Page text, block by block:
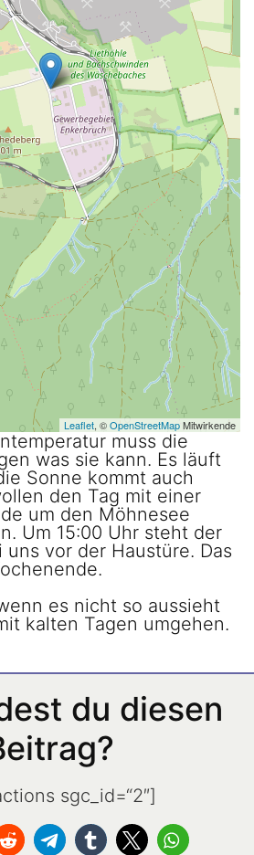
Leaflet, ©OpenStreetMapMitwirkende
muss die
was sie kann. Es läuft
Sonne kommt auch
den Tag mit einer
um den Möhnesee
Um 15:00 Uhr steht der
uns vor der Haustüre. Das
es nicht so aussieht
kalten Tagen umgehen.
du diesen
sgc_id=“2″]